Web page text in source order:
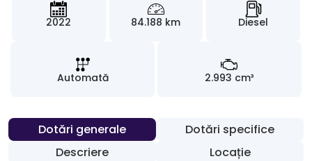
2022 84.188 km Diesel
Automată 2.993 cm³
Dotări generale
Dotări specifice
Descriere
Locație